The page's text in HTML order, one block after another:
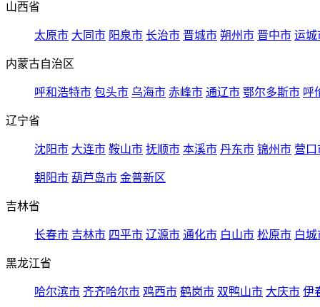
山西省
太原市 大同市 阳泉市 长治市 晋城市 朔州市 晋中市 运城
内蒙古自治区
呼和浩特市 包头市 乌海市 赤峰市 通辽市 鄂尔多斯市 呼
辽宁省
沈阳市 大连市 鞍山市 抚顺市 本溪市 丹东市 锦州市 营口
朝阳市 葫芦岛市 金普新区
吉林省
长春市 吉林市 四平市 辽源市 通化市 白山市 松原市 白城
黑龙江省
哈尔滨市 齐齐哈尔市 鸡西市 鹤岗市 双鸭山市 大庆市 伊